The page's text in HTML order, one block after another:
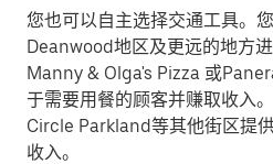
您也可以自主选择交通工具。
Deanwood地区及更远的地方
Manny & Olga's Pizza 或
于需要用餐的顾客并赚取收入
Circle Parkland等其他街区提
收入。